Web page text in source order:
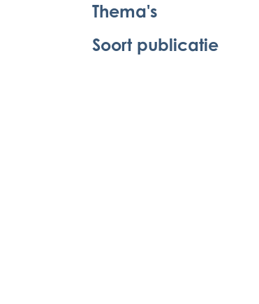
Thema's
Soort publicatie